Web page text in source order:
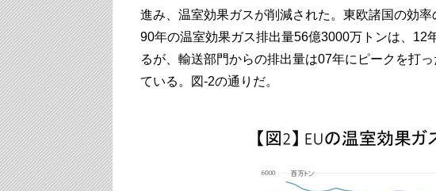
進み、温室効果ガスが削減された。東欧諸国の効率
90年の温室効果ガス排出量56億3000万トンは、12
るが、輸送部門からの排出量は07年にピークを打
ている。図-2の通りだ。